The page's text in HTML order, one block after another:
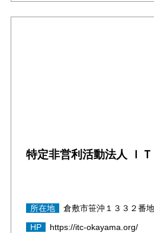
特定非営利活動法人 Ｉ
所在地
倉敷市笹沖１３３２番
HP
https://itc-okayama.org/